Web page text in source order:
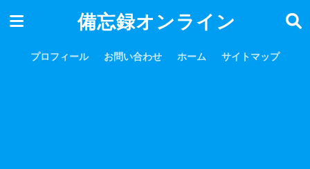
備忘録オンライン
プロフィール お問い合わせ ホーム サイトマップ